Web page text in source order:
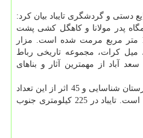
دستی و گردشگری تایباد بیان كرد:
پدر مولانا و كاهگل كشی پشت
بام بنای مذكور به مساحت 150 متر مربع مرمت شده است. مزار
میل كرات، مجموعه تاریخی رباط
آباد از مهمترین آثار و بناهای
تابحال 95 اثر تاریخی در این شهرستان شناسایی و 45 اثر از این تعداد
شده است. تایباد در 225 كیلومتری جنوب